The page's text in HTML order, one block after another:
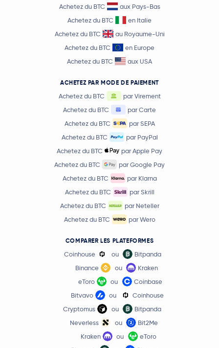
Jupiter Staked SOL JUPSOL
Morpho MORPHO
Wrapped TRX WTRX
Injective Protocol INJ
SOLVBTC
Marinade Staked Sol
Aerodrome Finance AERO
Pudgy Penguins PENGU
VET
DASH
ETHFI
Achetez du BTC
aux Pays-Bas
Achetez du BTC
en Italie
Achetez du BTC
au Royaume-Uni
Achetez du BTC
en Europe
Achetez du BTC
aux USA
ACHETEZ PAR MODE DE PAIEMENT
Achetez du BTC
par Virement
Achetez du BTC
par Carte
Achetez du BTC
par SEPA
Achetez du BTC
par PayPal
Achetez du BTC
par Apple Pay
Achetez du BTC
par Google Pay
Achetez du BTC
par Klarna
Achetez du BTC
par Skrill
Achetez du BTC
par Neteller
Achetez du BTC
par Wero
COMPARER LES PLATEFORMES
Coinhouse ou
Bitpanda
Binance
ou
Kraken
eToro
ou
Coinbase
Bitvavo
ou
Coinhouse
Cryptomus
ou
Bitpanda
Neverless
ou
Bit2Me
Kraken
ou
eToro